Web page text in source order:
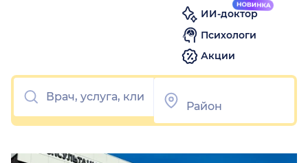
ИИ-доктор
Психологи
Акции